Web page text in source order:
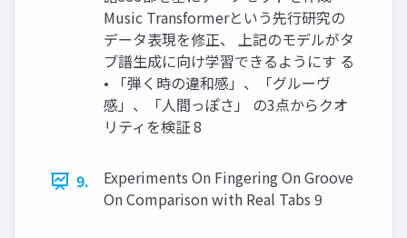
Music Transformerという先行研究の
データ表現を修正、 上記のモデルがタ
ブ譜生成に向け学習できるようにす る
• 「弾く時の違和感」、「グルーヴ
感」、「人間っぽさ」 の3点からクオ
リティを検証 8
9.
Experiments On Fingering On Groove
On Comparison with Real Tabs 9